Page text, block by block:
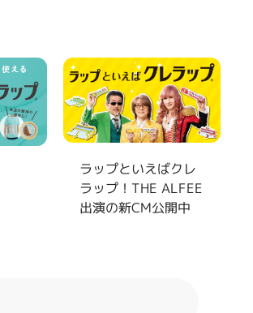
ラップといえばクレ
ラップ！THE ALFEE
出演の新CM公開中